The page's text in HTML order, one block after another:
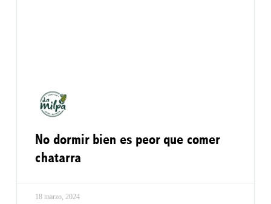
No dormir bien es peor que comer
chatarra
18 marzo, 2024